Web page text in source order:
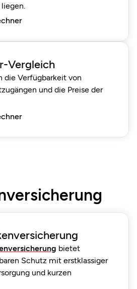
Vergleich
die Verfügbarkeit von
und die Preise der
bietet
Schutz mit erstklassiger
und kurzen